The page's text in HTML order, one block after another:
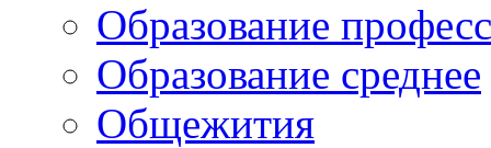
Образование
Образование среднее
Общежития